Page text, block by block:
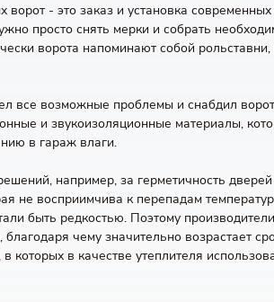
- это заказ и установка современных
просто снять мерки и собрать
ворота напоминают собой рольставни,
все возможные проблемы и снабдил
и звукоизоляционные материалы,
в гараж влаги.
например, за герметичность
не восприимчива к перепадам
быть редкостью. Поэтому
чему значительно возрастает
в качестве утеплителя